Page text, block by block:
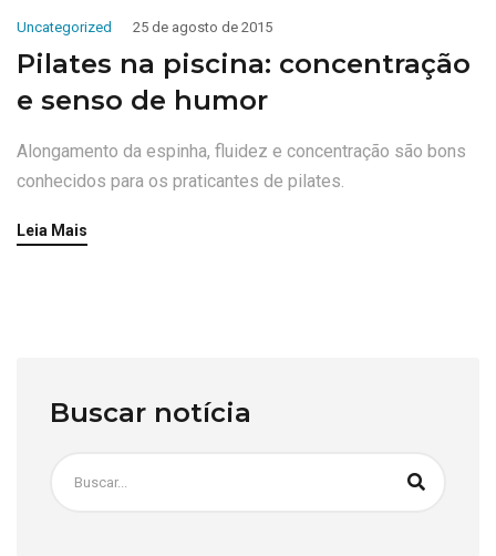
Uncategorized 25 de agosto de 2015
Pilates na piscina: concentração
e senso de humor
Alongamento da espinha, fluidez e concentração são bons
conhecidos para os praticantes de pilates.
Leia Mais
Buscar notícia